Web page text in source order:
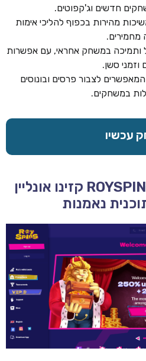
חדשים וג'קפוטים.
מהירות בכפוף להליכי אימות
מחמירים.
ותמיכה במשחק אחראי, עם אפשרות
סשן.
המאפשרים לצבור פרסים ובונוסים
במשחקים.
עכשיו
ROYSPINS CASINO – 2026 קזינו אונליין
נאמנות